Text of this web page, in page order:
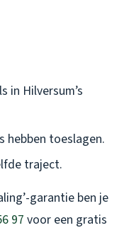
in Hilversum’s
hebben toeslagen.
traject.
garantie ben je
97voor een gratis